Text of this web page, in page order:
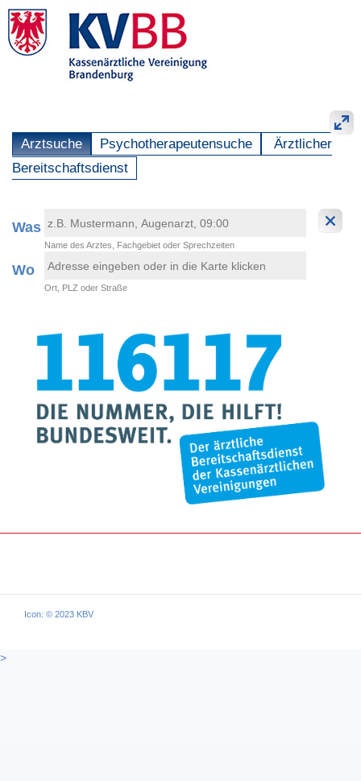
Arztsuche Psychotherapeutensuche
Ärztlicher
Bereitschaftsdienst
Was
Name des Arztes, Fachgebiet oder Sprechzeiten
Wo
Ort, PLZ oder Straße
Icon: © 2023 KBV
>